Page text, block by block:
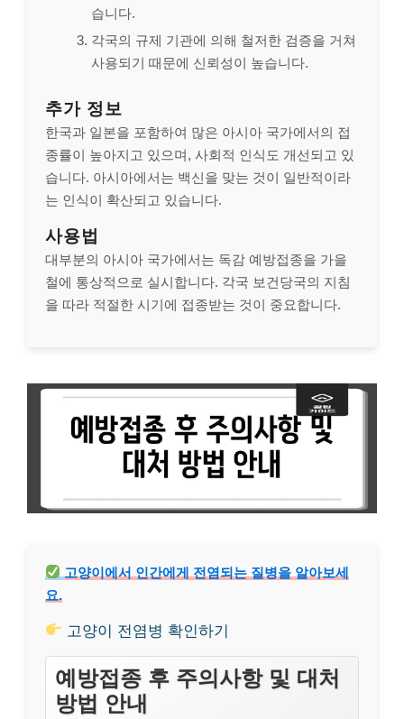
습니다.
각국의 규제 기관에 의해 철저한 검증을 거쳐
사용되기 때문에 신뢰성이 높습니다.
추가 정보
한국과 일본을 포함하여 많은 아시아 국가에서의 접
종률이 높아지고 있으며, 사회적 인식도 개선되고 있
습니다. 아시아에서는 백신을 맞는 것이 일반적이라
는 인식이 확산되고 있습니다.
사용법
대부분의 아시아 국가에서는 독감 예방접종을 가을
철에 통상적으로 실시합니다. 각국 보건당국의 지침
을 따라 적절한 시기에 접종받는 것이 중요합니다.
고양이에서 인간에게 전염되는 질병을 알아보세
요.
고양이 전염병 확인하기
예방접종 후 주의사항 및 대처
방법 안내